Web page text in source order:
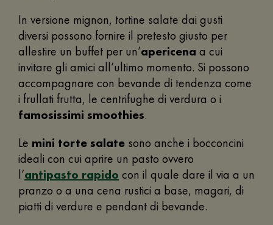
In versione mignon, tortine salate dai gusti
diversi possono fornire il pretesto giusto per
allestire un buffet per un’apericena a cui
invitare gli amici all’ultimo momento. Si possono
accompagnare con bevande di tendenza come
i frullati frutta, le centrifughe di verdura o i
famosissimi smoothies.
Le mini torte salate sono anche i bocconcini
ideali con cui aprire un pasto ovvero
l’antipasto rapido con il quale dare il via a un
pranzo o a una cena rustici a base, magari, di
piatti di verdure e pendant di bevande.